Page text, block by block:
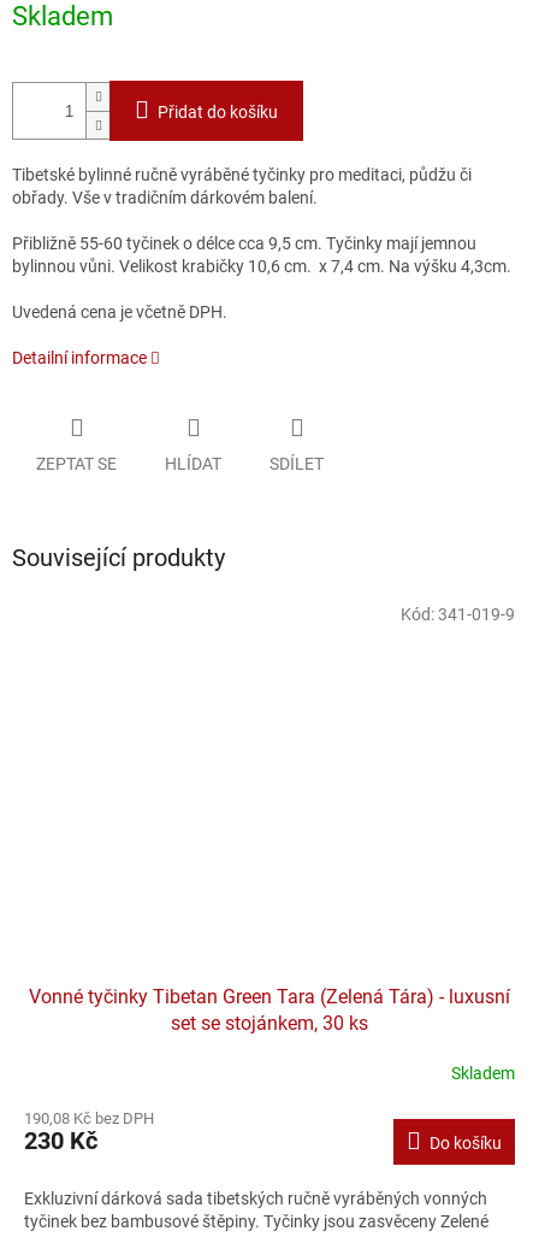
cena:
Skladem
Přidat do košíku
Tibetské bylinné ručně vyráběné tyčinky pro meditaci, půdžu či
obřady. Vše v tradičním dárkovém balení.
Přibližně 55-60 tyčinek o délce cca 9,5 cm. Tyčinky mají jemnou
bylinnou vůni. Velikost krabičky 10,6 cm. x 7,4 cm. Na výšku 4,3cm.
Uvedená cena je včetně DPH.
Detailní informace
ZEPTAT SE HLÍDAT SDÍLET
Související produkty
Vonné tyčinky Tibetan Green Tara (Zelená Tára) - luxusní
set se stojánkem, 30 ks
Skladem
190,08 Kč bez DPH
230 Kč Do košíku
Exkluzivní dárková sada tibetských ručně vyráběných vonných
tyčinek bez bambusové štěpiny. Tyčinky jsou zasvěceny Zelené
Kód:341-019-9